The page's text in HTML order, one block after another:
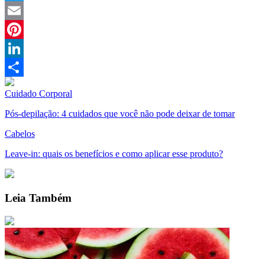
Twitter
Email
Pinterest
LinkedIn
Compartilhar
Cuidado Corporal
Pós-depilação: 4 cuidados que você não pode deixar de tomar
Cabelos
Leave-in: quais os benefícios e como aplicar esse produto?
Leia Também